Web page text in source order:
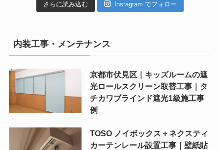
さらに読み込む Instagram でフォロー
内装工事・メンテナンス
京都市伏見区｜キッズルームの遮
光ロールスクリーン取替工事｜タ
チカワブラインド遮光1級施工事
例
TOSO ノイボックス＋ネクスティ
カーテンレール設置工事｜壁紙貼